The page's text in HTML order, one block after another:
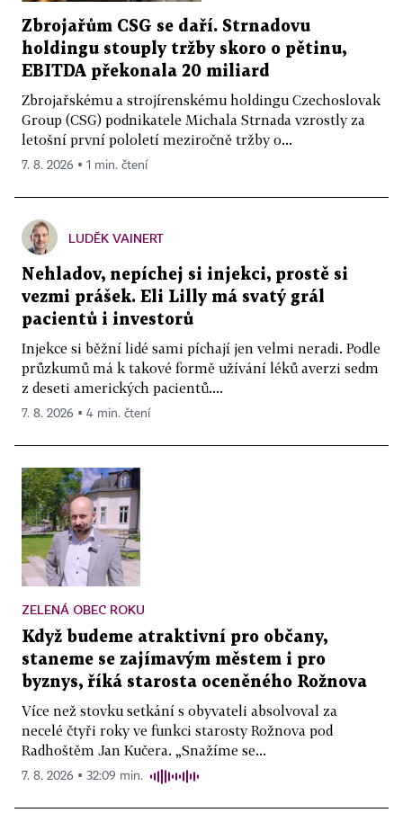
Zbrojařům CSG se daří. Strnadovu
holdingu stouply tržby skoro o pětinu,
EBITDA překonala 20 miliard
Zbrojařskému a strojírenskému holdingu Czechoslovak
Group (CSG) podnikatele Michala Strnada vzrostly za
letošní první pololetí meziročně tržby o...
7. 8. 2026 ▪ 1 min. čtení
LUDĚK VAINERT
Nehladov, nepíchej si injekci, prostě si
vezmi prášek. Eli Lilly má svatý grál
pacientů i investorů
Injekce si běžní lidé sami píchají jen velmi neradi. Podle
průzkumů má k takové formě užívání léků averzi sedm
z deseti amerických pacientů....
7. 8. 2026 ▪ 4 min. čtení
ZELENÁ OBEC ROKU
Když budeme atraktivní pro občany,
staneme se zajímavým městem i pro
byznys, říká starosta oceněného Rožnova
Více než stovku setkání s obyvateli absolvoval za
necelé čtyři roky ve funkci starosty Rožnova pod
Radhoštěm Jan Kučera. „Snažíme se...
7. 8. 2026 ▪ 32:09 min.